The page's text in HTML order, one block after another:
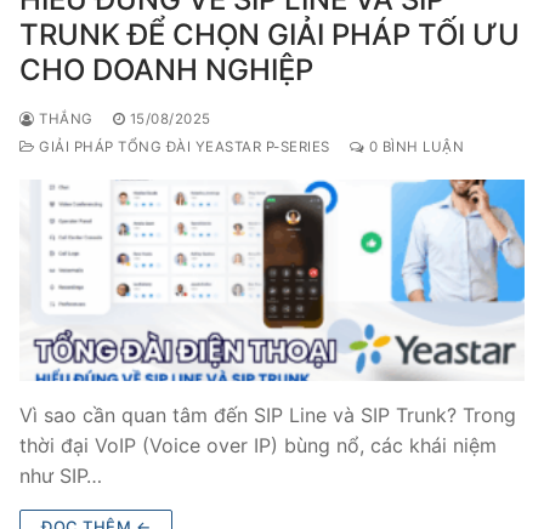
TRUNK ĐỂ CHỌN GIẢI PHÁP TỐI ƯU
CHO DOANH NGHIỆP
THẮNG
15/08/2025
GIẢI PHÁP TỔNG ĐÀI YEASTAR P-SERIES
0 BÌNH LUẬN
Vì sao cần quan tâm đến SIP Line và SIP Trunk? Trong
thời đại VoIP (Voice over IP) bùng nổ, các khái niệm
như SIP…